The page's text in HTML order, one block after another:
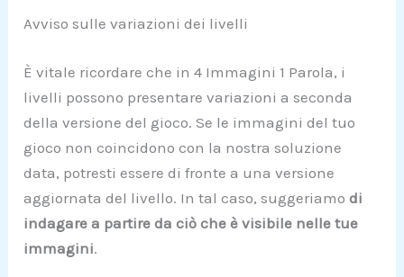
Avviso sulle variazioni dei livelli
È vitale ricordare che in 4 Immagini 1 Parola, i
livelli possono presentare variazioni a seconda
della versione del gioco. Se le immagini del tuo
gioco non coincidono con la nostra soluzione
data, potresti essere di fronte a una versione
aggiornata del livello. In tal caso, suggeriamodi
indagare a partire da ciò che è visibile nelle tue
immagini.